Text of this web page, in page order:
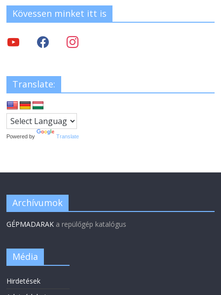
Kövessen minket itt is
Translate:
Powered by Translate
Archívumok
GÉPMADARAK a repülőgép katalógus
Média
Hirdetések